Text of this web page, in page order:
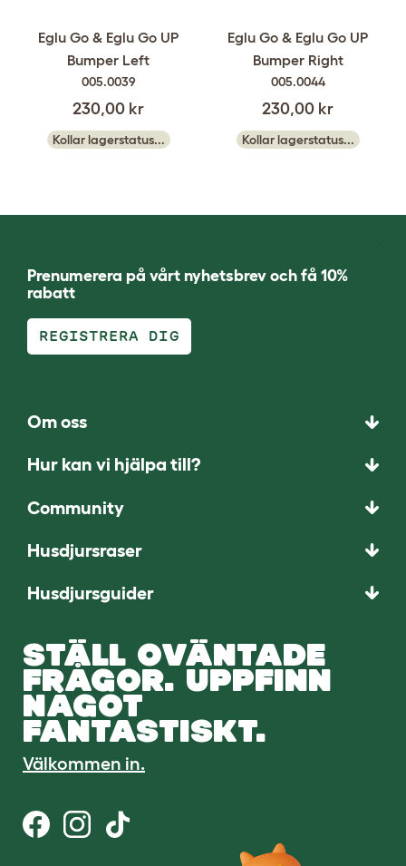
Eglu Go & Eglu Go UP
Bumper Left
005.0039
230,00 kr
Kollar lagerstatus...
Eglu Go & Eglu Go UP
Bumper Right
005.0044
230,00 kr
Kollar lagerstatus...
Prenumerera på vårt nyhetsbrev och få 10%
rabatt
REGISTRERA DIG
Om oss
Hur kan vi hjälpa till?
Community
Husdjursraser
Husdjursguider
STÄLL OVÄNTADE
FRÅGOR. UPPFINN
NÅGOT
FANTASTISKT.
Välkommen in.